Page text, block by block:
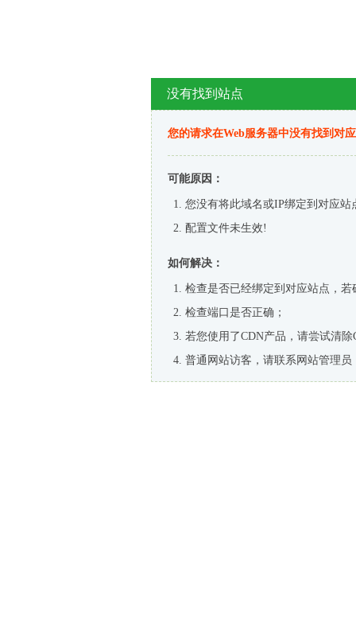
没有找到站点
您的请求在Web服务器中没有找到对
可能原因：
您没有将此域名或IP绑定到对应站
配置文件未生效!
如何解决：
检查是否已经绑定到对应站点，
检查端口是否正确；
若您使用了CDN产品，请尝试清除
普通网站访客，请联系网站管理员